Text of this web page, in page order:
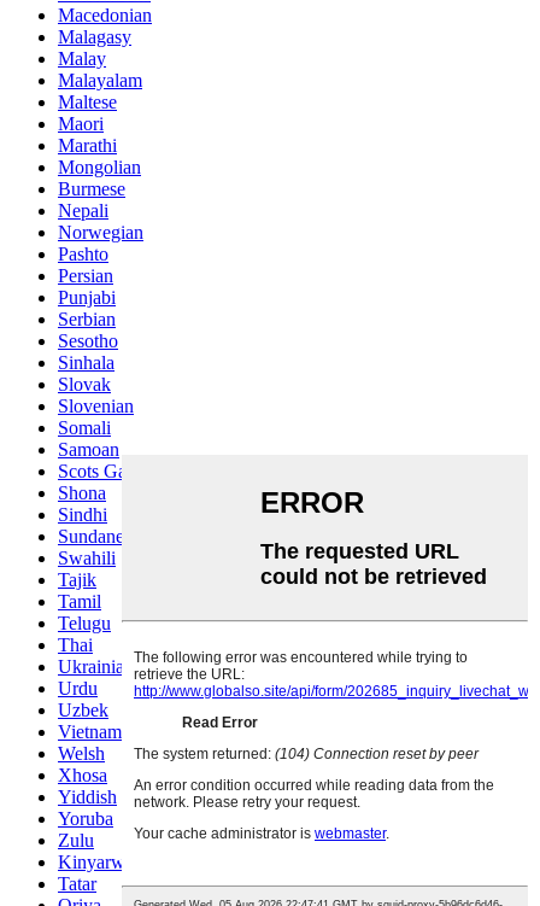
Macedonian
Malagasy
Malay
Malayalam
Maltese
Maori
Marathi
Mongolian
Burmese
Nepali
Norwegian
Pashto
Persian
Punjabi
Serbian
Sesotho
Sinhala
Slovak
Slovenian
Somali
Samoan
Scots Gaelic
Shona
Sindhi
Sundanese
Swahili
Tajik
Tamil
Telugu
Thai
Ukrainian
Urdu
Uzbek
Vietnamese
Welsh
Xhosa
Yiddish
Yoruba
Zulu
Kinyarwanda
Tatar